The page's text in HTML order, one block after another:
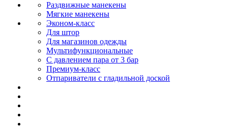
Раздвижные манекены
Мягкие манекены
Эконом-класс
Для штор
Для магазинов одежды
Мультифункциональные
С давлением пара от 3 бар
Премиум-класс
Отпариватели с гладильной доской